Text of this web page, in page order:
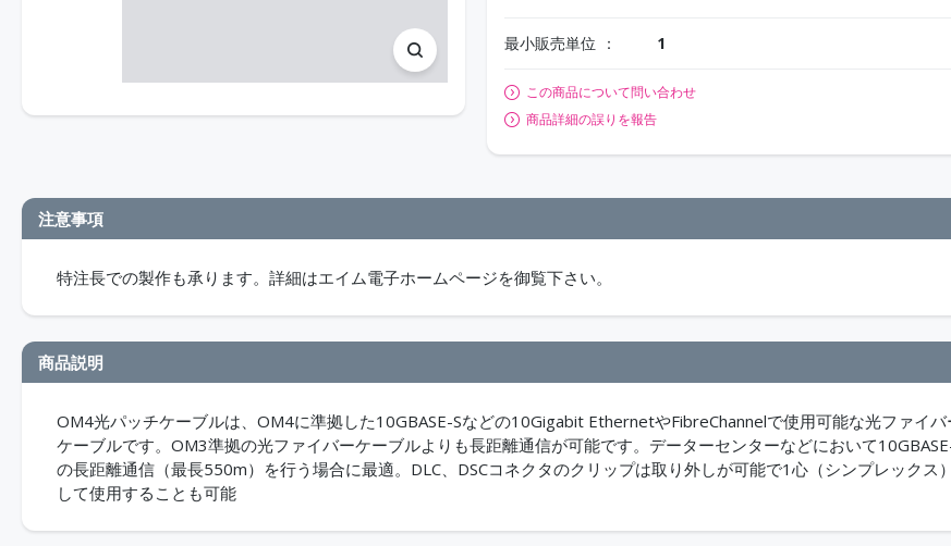
最小販売単位 1
この商品について問い合わせ
商品詳細の誤りを報告
注意事項
特注長での製作も承ります。詳細はエイム電子ホームページを御覧下さい。
商品説明
OM4光パッチケーブルは、OM4に準拠した10GBASE-Sなどの10Gigabit EthernetやFibreChannelで使用可能な光ファイバ
ケーブルです。OM3準拠の光ファイバーケーブルよりも長距離通信が可能です。データーセンターなどにおいて
の長距離通信（最長550m）を行う場合に最適。DLC、DSCコネクタのクリップは取り外しが可能で1心（シンプレックス
して使用することも可能